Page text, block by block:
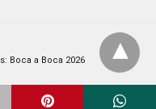
Boca a Boca 2026